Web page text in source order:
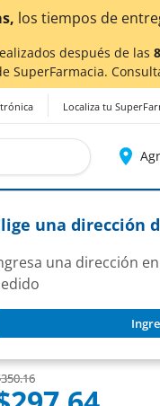
después de las
SuperFarmacia.
Localiza tu
una dirección
una dirección
Barra
reduced from
to